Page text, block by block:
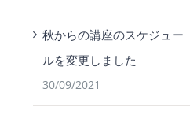
秋からの講座のスケジュー
ルを変更しました
30/09/2021